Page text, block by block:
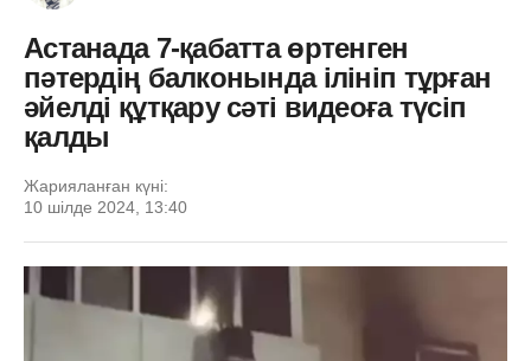
Астанада 7-қабатта өртенген
пәтердің балконында ілініп тұрған
әйелді құтқару сәті видеоға түсіп
қалды
Жарияланған күні:
10 шілде 2024, 13:40